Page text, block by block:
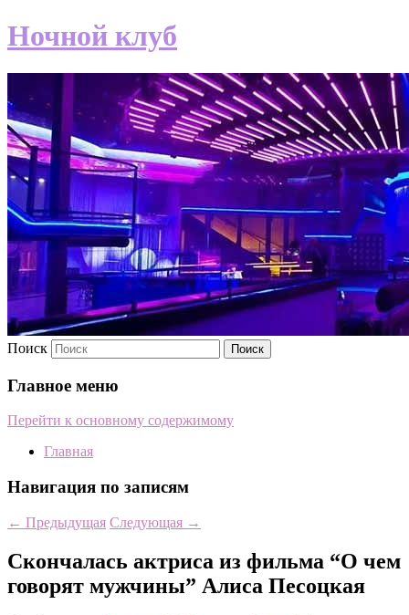
Ночной клуб
Поиск
Главное меню
Перейти к основному содержимому
Главная
Навигация по записям
← Предыдущая Следующая →
Скончалась актриса из фильма “О чем
говорят мужчины” Алиса Песоцкая